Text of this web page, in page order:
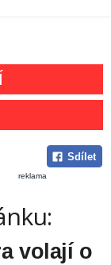
Sdílet
reklama
volají o